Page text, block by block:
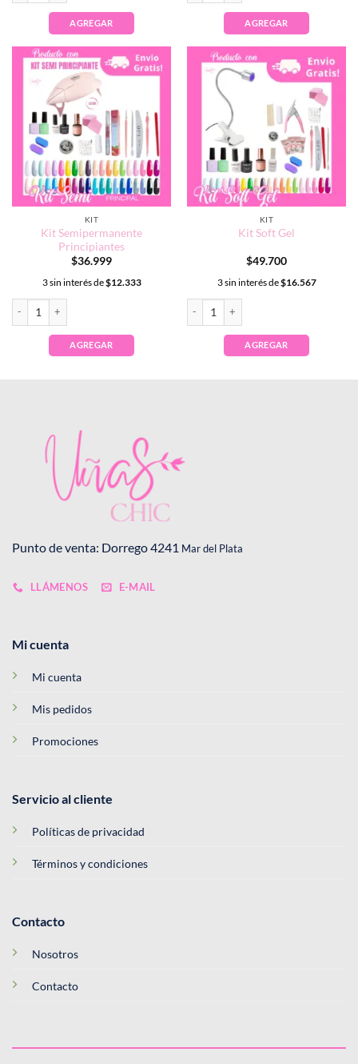
AGREGAR AGREGAR
KIT
Kit Semipermanente
Principiantes
$36.999
3 sin interés de$12.333
AGREGAR
KIT
Kit Soft Gel
$49.700
3 sin interés de$16.567
AGREGAR
Punto de venta: Dorrego 4241 Mar del Plata
LLÁMENOS E-MAIL
Mi cuenta
Mi cuenta
Mis pedidos
Promociones
Servicio al cliente
Políticas de privacidad
Términos y condiciones
Contacto
Nosotros
Contacto